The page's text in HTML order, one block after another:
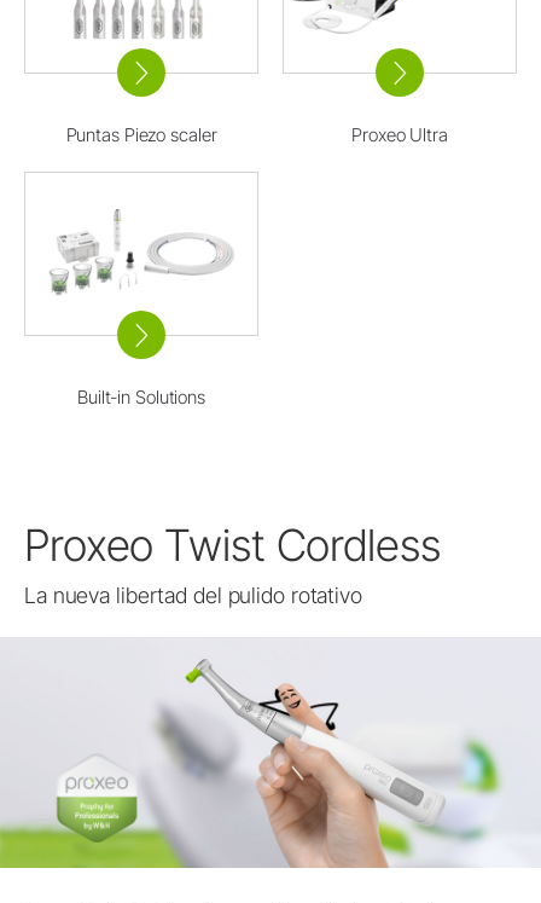
Puntas Piezo scaler Proxeo Ultra
Built-in Solutions
Proxeo Twist Cordless
La nueva libertad del pulido rotativo